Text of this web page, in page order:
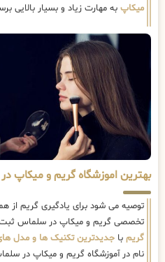
میکاپ به مهارت زیاد و بسیار بالایی
بهترین اموزشگاه گریم و میکاپ
توصیه می شود برای یادگیری گریم از
تخصصی گریم و میکاپ در سلماس ثبت
گریم با جدیدترین تکنیک ها و مدل
نام در آموزشگاه گریم و میکاپ در